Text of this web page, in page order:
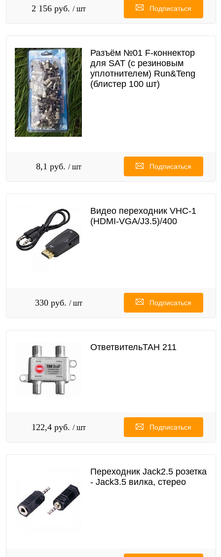
2 156 руб. / шт Подписаться
Разъём №01 F-коннектор
для SAT (с резиновым
уплотнителем) Run&Teng
(блистер 100 шт)
8,1 руб. / шт Подписаться
Видео переходник VHC-1
(HDMI-VGA/J3.5)/400
330 руб. / шт Подписаться
ОтветвительТАН 211
122,4 руб. / шт Подписаться
Переходник Jack2.5 розетка
- Jack3.5 вилка, стерео